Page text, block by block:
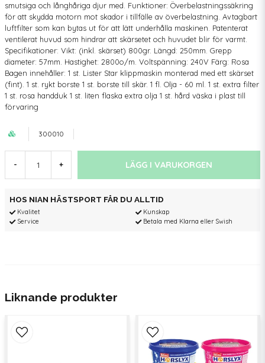
smutsiga och långhåriga djur med. Funktioner: Överbelastningssäkring
för att skydda motorn mot skador i tillfälle av överbelastning. Avtagbart
luftfilter som kan bytas ut för att lätt underhålla maskinen. Patenterat
ventilerat huvud som hindrar att skärsetet och huvudet blir för varmt.
Specifikationer: Vikt: (inkl. skärset) 800gr. Längd: 250mm. Grepp
diameter: 57mm. Hastighet: 2800o/m. Voltspänning: 240V Färg: Rosa
Bagen innehåller: 1 st. Lister Star klippmaskin monterad med ett skärset
(fint). 1 st. rykt borste 1 st. borste till skär. 1 fl. Olja - 60 ml. 1 st. extra filter
1 st. rosa handduk 1 st. liten flaska extra olja 1 st. hård väska i plast till
förvaring
300010
- + LÄGG I VARUKORGEN
HOS NIAN HÄSTSPORT FÅR DU ALLTID
Kvalitet
Service
Kunskap
Betala med Klarna eller Swish
Liknande produkter